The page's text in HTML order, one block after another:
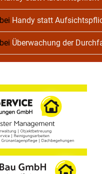
bei Handy statt
bei Überwachung der